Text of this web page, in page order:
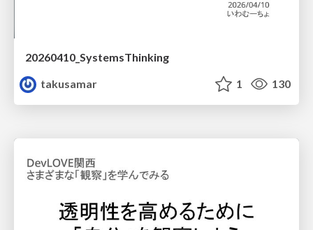
20260410_SystemsThinking
takusamar
1 130